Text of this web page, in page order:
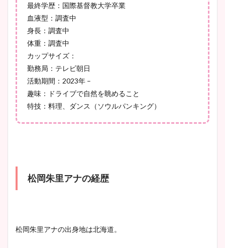
安藤萌々アナのカップ画像や
ニット衣装まとめ！美足の筋
鈴木唯の太ってた時の体重が
ヤバすぎww原因や痩せたダ
イエット方は？昔と現在を画
最終学歴：国際基督教大学卒業
血液型：調査中
身長：調査中
体重：調査中
カップサイズ：
勤務局：テレビ朝日
活動期間：2023年 –
趣味：ドライブで自然を眺めること
特技：料理、ダンス（ソウルパンキング）
松岡朱里アナの経歴
松岡朱里アナの出身地は北海道。